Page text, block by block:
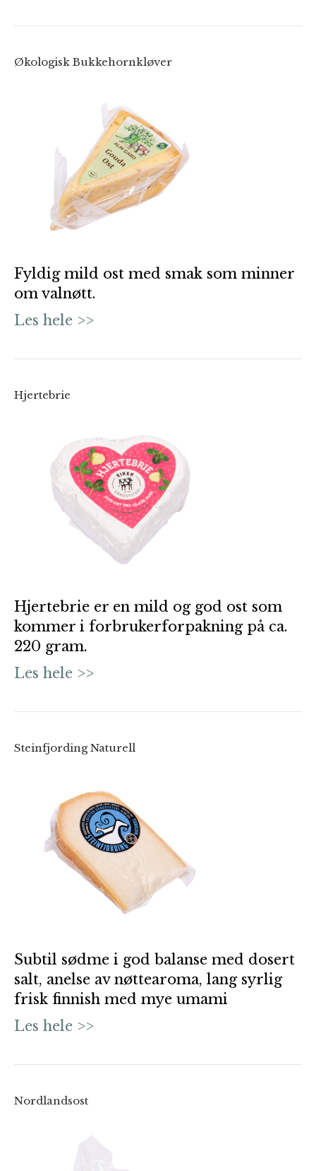
Økologisk Bukkehornkløver
Fyldig mild ost med smak som minner
om valnøtt.
Les hele >>
Hjertebrie
Hjertebrie er en mild og god ost som
kommer i forbrukerforpakning på ca.
220 gram.
Les hele >>
Steinfjording Naturell
Subtil sødme i god balanse med dosert
salt, anelse av nøttearoma, lang syrlig
frisk finnish med mye umami
Les hele >>
Nordlandsost